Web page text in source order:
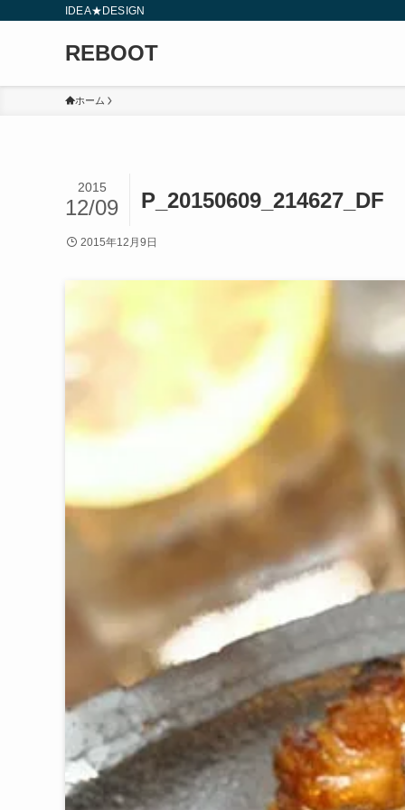
IDEA★DESIGN
REBOOT
ホーム
P_20150609_214627_DF
2015
12/09
2015年12月9日